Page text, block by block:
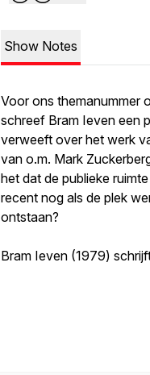
Show Notes
Voor ons themanummer
schreef Bram Ieven een
verweeft over het werk
van o.m. Mark
het dat de publieke
recent nog als de plek
ontstaan?
Bram Ieven (1979)